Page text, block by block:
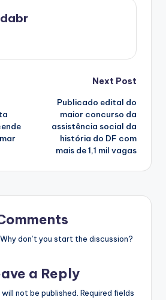
Next Post
Publicado edital do
maior concurso da
assistência social da
história do DF com
mais de 1,1 mil vagas
don’t you start the discussion?
a Reply
not be published. Required fields